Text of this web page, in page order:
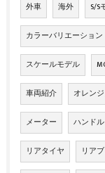
外車 海外 S/S
カラーバリエーション
スケールモデル
車両紹介 オレン
メーター ハンドル
リアタイヤ リア